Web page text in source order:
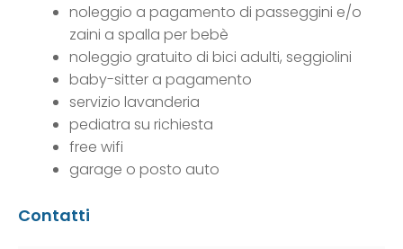
noleggio a pagamento di passeggini e/o
zaini a spalla per bebè
noleggio gratuito di bici adulti, seggiolini
baby-sitter a pagamento
servizio lavanderia
pediatra su richiesta
free wifi
garage o posto auto
Contatti